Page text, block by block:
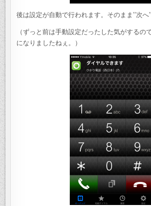
後は設定が自動で行われます。そのまま”次へ
（ずっと前は手動設定だったした気がするの
になりましたねぇ。）